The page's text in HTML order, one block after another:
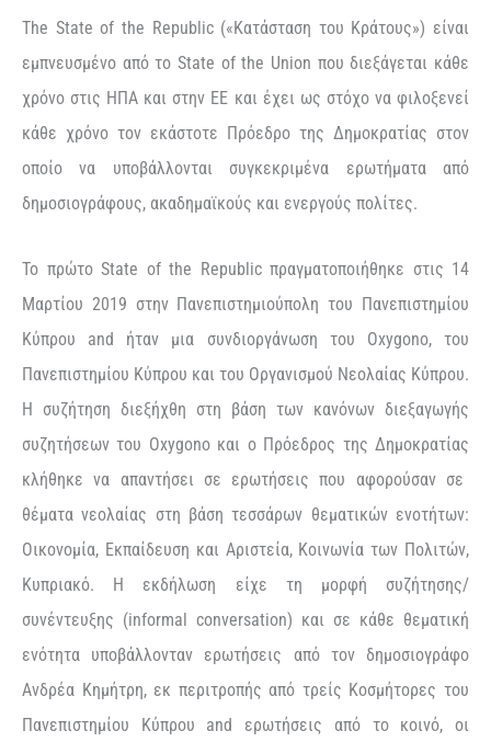
The State of the Republic («Κατάσταση του Κράτους») είναι
εμπνευσμένο από το State of the Union που διεξάγεται κάθε
χρόνο στις ΗΠΑ και στην ΕΕ και έχει ως στόχο να φιλοξενεί
κάθε χρόνο τον εκάστοτε Πρόεδρο της Δημοκρατίας στον
οποίο να υποβάλλονται συγκεκριμένα ερωτήματα από
δημοσιογράφους, ακαδημαϊκούς και ενεργούς πολίτες.
Το πρώτο State of the Republic πραγματοποιήθηκε στις 14
Μαρτίου 2019 στην Πανεπιστημιούπολη του Πανεπιστημίου
Κύπρου and ήταν μια συνδιοργάνωση του Oxygono,του
Πανεπιστημίου Κύπρου και του Οργανισμού Νεολαίας Κύπρου.
Η συζήτηση διεξήχθη στη βάση των κανόνων διεξαγωγής
συζητήσεων του Oxygonoκαι ο Πρόεδρος της Δημοκρατίας
κλήθηκε να απαντήσει σε ερωτήσεις που αφορούσαν σε
θέματα νεολαίας στη βάση τεσσάρων θεματικών ενοτήτων:
Οικονομία, Εκπαίδευση και Αριστεία, Κοινωνία των Πολιτών,
Κυπριακό. Η εκδήλωση είχε τη μορφή συζήτησης/
συνέντευξης (informal conversation) και σε κάθε θεματική
ενότητα υποβάλλονταν ερωτήσεις από τον δημοσιογράφο
Ανδρέα Κημήτρη, εκ περιτροπής από τρείς Kοσμήτορες του
Πανεπιστημίου Κύπρου and ερωτήσεις από το κοινό, οι